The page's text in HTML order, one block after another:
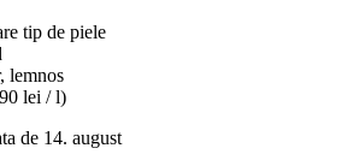
tip de piele
lemnos
lei / l)
de 14. august